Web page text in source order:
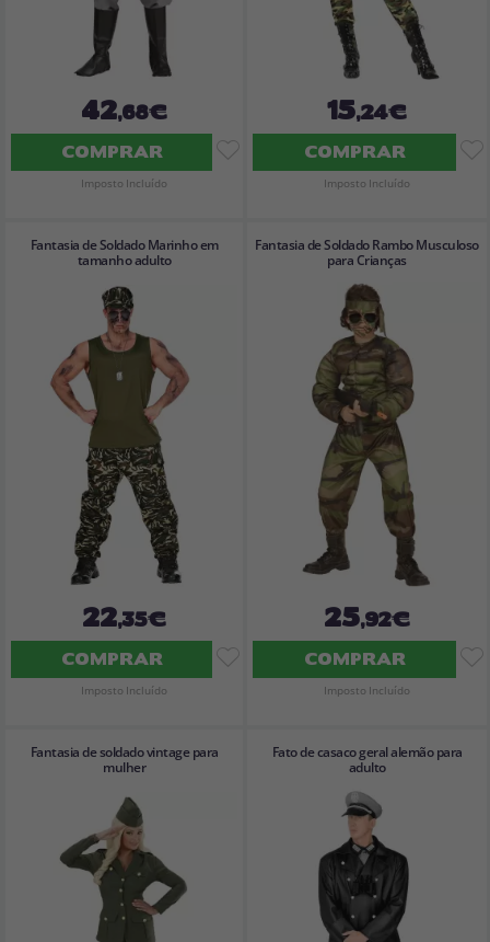
42,68€
COMPRAR
Imposto Incluído
15,24€
COMPRAR
Imposto Incluído
Fantasia de Soldado Marinho em
tamanho adulto
22,35€
COMPRAR
Imposto Incluído
Fantasia de Soldado Rambo Musculoso
para Crianças
25,92€
COMPRAR
Imposto Incluído
Fantasia de soldado vintage para
mulher
Fato de casaco geral alemão para
adulto